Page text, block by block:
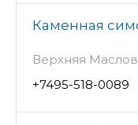
Каменная
Верхняя
+7495-518-0089